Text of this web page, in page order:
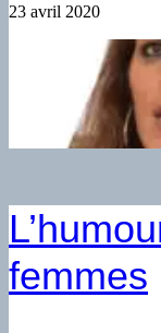
23 avril 2020
femmes